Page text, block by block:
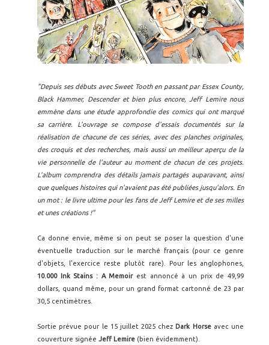
"Depuis ses débuts avec Sweet Tooth en passant par Essex County,
Black Hammer, Descender et bien plus encore, Jeff Lemire nous
emmène dans une étude approfondie des comics qui ont marqué
sa carrière. L'ouvrage se compose d'essais documentés sur la
réalisation de chacune de ces séries, avec des planches originales,
des croquis et des recherches, mais aussi un meilleur aperçu de la
vie personnelle de l'auteur au moment de chacun de ces projets.
L'album comprendra des détails jamais partagés auparavant, ainsi
que quelques histoires qui n'avaient pas été publiées jusqu'alors. En
un mot : le livre ultime pour les fans de Jeff Lemire et de ses milles
et unes créations !"
Ca donne envie, même si on peut se poser la question d'une
éventuelle traduction sur le marché français (pour ce genre
d'objets, l'exercice reste plutôt rare). Pour les anglophones,
10.000 Ink Stains : A Memoir est annoncé à un prix de 49,99
dollars, quand même, pour un grand format cartonné de 23 par
30,5 centimètres.
Sortie prévue pour le 15 juillet 2025 chez Dark Horseavec une
couverture signée Jeff Lemire (bien évidemment).